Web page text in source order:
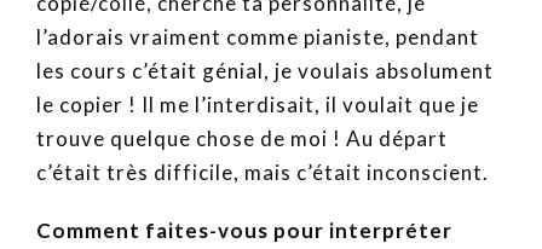
l’adorais vraiment comme pianiste, pendant
les cours c’était génial, je voulais absolument
le copier ! Il me l’interdisait, il voulait que je
trouve quelque chose de moi ! Au départ
c’était très difficile, mais c’était inconscient.
Comment faites-vous pour interpréter